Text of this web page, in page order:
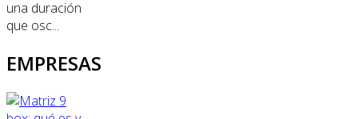
una duración
que osc...
EMPRESAS